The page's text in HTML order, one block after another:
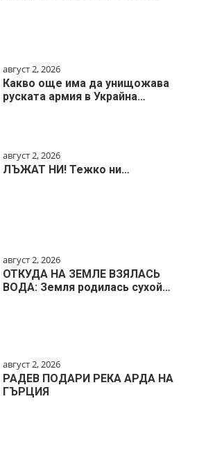
август 2, 2026
Какво още има да унищожава
руската армия в Украйна…
август 2, 2026
ЛЪЖАТ НИ! Тежко ни…
август 2, 2026
ОТКУДА НА ЗЕМЛЕ ВЗЯЛАСЬ
ВОДА: Земля родилась сухой…
август 2, 2026
РАДЕВ ПОДАРИ РЕКА АРДА НА
ГЪРЦИЯ